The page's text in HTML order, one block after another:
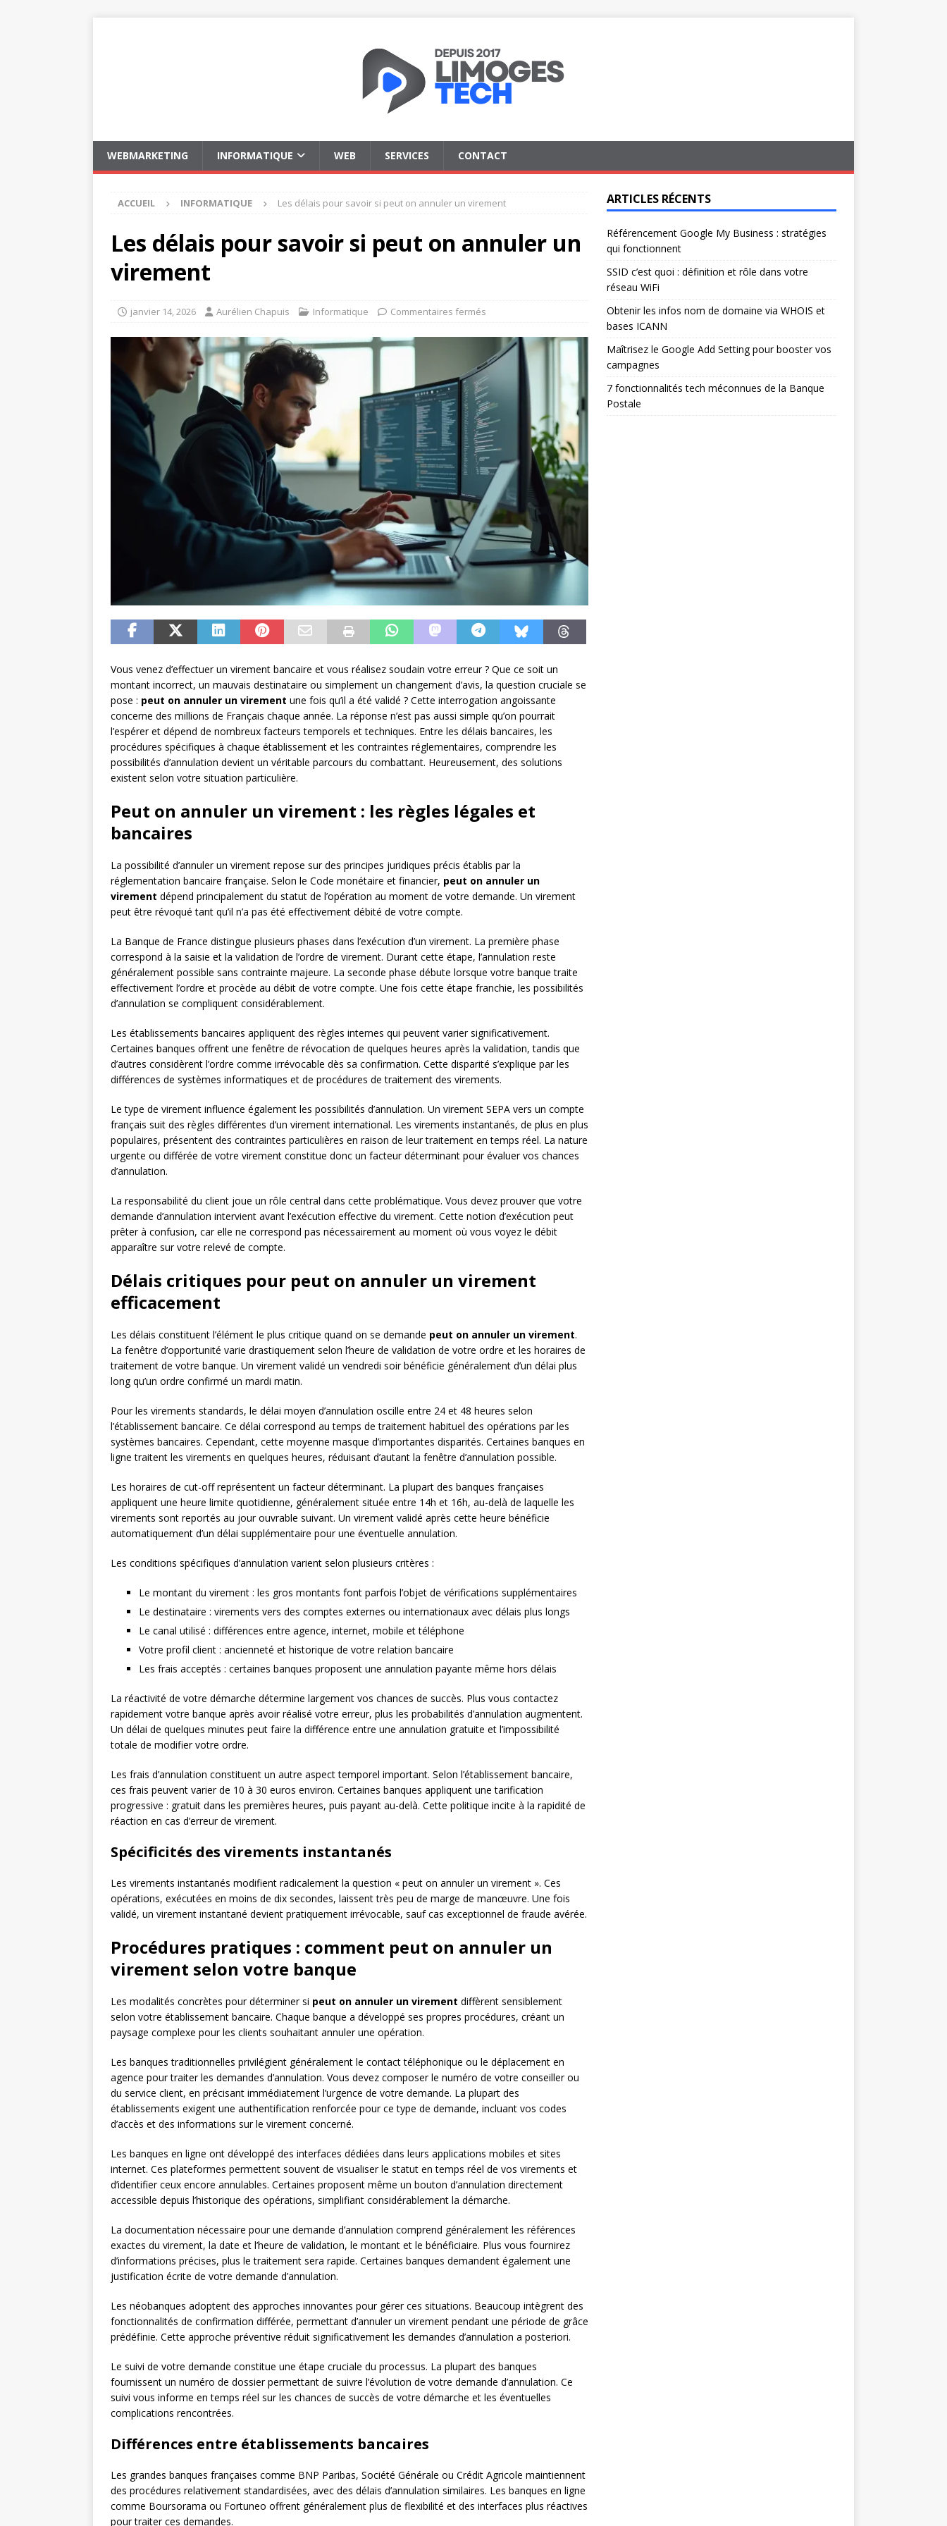
WEBMARKETING INFORMATIQUE WEB SERVICES CONTACT
ACCUEIL INFORMATIQUE Les délais pour savoir si peut on annuler un virement
Les délais pour savoir si peut on annuler un
virement
janvier 14, 2026 Aurélien Chapuis Informatique Commentaires fermés
Vous venez d’effectuer un virement bancaire et vous réalisez soudain votre erreur ? Que ce soit un
montant incorrect, un mauvais destinataire ou simplement un changement d’avis, la question cruciale se
pose : peut on annuler un virement une fois qu’il a été validé ? Cette interrogation angoissante
concerne des millions de Français chaque année. La réponse n’est pas aussi simple qu’on pourrait
l’espérer et dépend de nombreux facteurs temporels et techniques. Entre les délais bancaires, les
procédures spécifiques à chaque établissement et les contraintes réglementaires, comprendre les
possibilités d’annulation devient un véritable parcours du combattant. Heureusement, des solutions
existent selon votre situation particulière.
Peut on annuler un virement : les règles légales et
bancaires
La possibilité d’annuler un virement repose sur des principes juridiques précis établis par la
réglementation bancaire française. Selon le Code monétaire et financier, peut on annuler un
virement dépend principalement du statut de l’opération au moment de votre demande. Un virement
peut être révoqué tant qu’il n’a pas été effectivement débité de votre compte.
La Banque de France distingue plusieurs phases dans l’exécution d’un virement. La première phase
correspond à la saisie et la validation de l’ordre de virement. Durant cette étape, l’annulation reste
généralement possible sans contrainte majeure. La seconde phase débute lorsque votre banque traite
effectivement l’ordre et procède au débit de votre compte. Une fois cette étape franchie, les possibilités
d’annulation se compliquent considérablement.
Les établissements bancaires appliquent des règles internes qui peuvent varier significativement.
Certaines banques offrent une fenêtre de révocation de quelques heures après la validation, tandis que
d’autres considèrent l’ordre comme irrévocable dès sa confirmation. Cette disparité s’explique par les
différences de systèmes informatiques et de procédures de traitement des virements.
Le type de virement influence également les possibilités d’annulation. Un virement SEPA vers un compte
français suit des règles différentes d’un virement international. Les virements instantanés, de plus en plus
populaires, présentent des contraintes particulières en raison de leur traitement en temps réel. La nature
urgente ou différée de votre virement constitue donc un facteur déterminant pour évaluer vos chances
d’annulation.
La responsabilité du client joue un rôle central dans cette problématique. Vous devez prouver que votre
demande d’annulation intervient avant l’exécution effective du virement. Cette notion d’exécution peut
prêter à confusion, car elle ne correspond pas nécessairement au moment où vous voyez le débit
apparaître sur votre relevé de compte.
Délais critiques pour peut on annuler un virement
efficacement
Les délais constituent l’élément le plus critique quand on se demande peut on annuler un virement.
La fenêtre d’opportunité varie drastiquement selon l’heure de validation de votre ordre et les horaires de
traitement de votre banque. Un virement validé un vendredi soir bénéficie généralement d’un délai plus
long qu’un ordre confirmé un mardi matin.
Pour les virements standards, le délai moyen d’annulation oscille entre 24 et 48 heures selon
l’établissement bancaire. Ce délai correspond au temps de traitement habituel des opérations par les
systèmes bancaires. Cependant, cette moyenne masque d’importantes disparités. Certaines banques en
ligne traitent les virements en quelques heures, réduisant d’autant la fenêtre d’annulation possible.
Les horaires de cut-off représentent un facteur déterminant. La plupart des banques françaises
appliquent une heure limite quotidienne, généralement située entre 14h et 16h, au-delà de laquelle les
virements sont reportés au jour ouvrable suivant. Un virement validé après cette heure bénéficie
automatiquement d’un délai supplémentaire pour une éventuelle annulation.
Les conditions spécifiques d’annulation varient selon plusieurs critères :
Le montant du virement : les gros montants font parfois l’objet de vérifications supplémentaires
Le destinataire : virements vers des comptes externes ou internationaux avec délais plus longs
Le canal utilisé : différences entre agence, internet, mobile et téléphone
Votre profil client : ancienneté et historique de votre relation bancaire
Les frais acceptés : certaines banques proposent une annulation payante même hors délais
La réactivité de votre démarche détermine largement vos chances de succès. Plus vous contactez
rapidement votre banque après avoir réalisé votre erreur, plus les probabilités d’annulation augmentent.
Un délai de quelques minutes peut faire la différence entre une annulation gratuite et l’impossibilité
totale de modifier votre ordre.
Les frais d’annulation constituent un autre aspect temporel important. Selon l’établissement bancaire,
ces frais peuvent varier de 10 à 30 euros environ. Certaines banques appliquent une tarification
progressive : gratuit dans les premières heures, puis payant au-delà. Cette politique incite à la rapidité de
réaction en cas d’erreur de virement.
Spécificités des virements instantanés
Les virements instantanés modifient radicalement la question « peut on annuler un virement ». Ces
opérations, exécutées en moins de dix secondes, laissent très peu de marge de manœuvre. Une fois
validé, un virement instantané devient pratiquement irrévocable, sauf cas exceptionnel de fraude avérée.
Procédures pratiques : comment peut on annuler un
virement selon votre banque
Les modalités concrètes pour déterminer si peut on annuler un virement diffèrent sensiblement
selon votre établissement bancaire. Chaque banque a développé ses propres procédures, créant un
paysage complexe pour les clients souhaitant annuler une opération.
Les banques traditionnelles privilégient généralement le contact téléphonique ou le déplacement en
agence pour traiter les demandes d’annulation. Vous devez composer le numéro de votre conseiller ou
du service client, en précisant immédiatement l’urgence de votre demande. La plupart des
établissements exigent une authentification renforcée pour ce type de demande, incluant vos codes
d’accès et des informations sur le virement concerné.
Les banques en ligne ont développé des interfaces dédiées dans leurs applications mobiles et sites
internet. Ces plateformes permettent souvent de visualiser le statut en temps réel de vos virements et
d’identifier ceux encore annulables. Certaines proposent même un bouton d’annulation directement
accessible depuis l’historique des opérations, simplifiant considérablement la démarche.
La documentation nécessaire pour une demande d’annulation comprend généralement les références
exactes du virement, la date et l’heure de validation, le montant et le bénéficiaire. Plus vous fournirez
d’informations précises, plus le traitement sera rapide. Certaines banques demandent également une
justification écrite de votre demande d’annulation.
Les néobanques adoptent des approches innovantes pour gérer ces situations. Beaucoup intègrent des
fonctionnalités de confirmation différée, permettant d’annuler un virement pendant une période de grâce
prédéfinie. Cette approche préventive réduit significativement les demandes d’annulation a posteriori.
Le suivi de votre demande constitue une étape cruciale du processus. La plupart des banques
fournissent un numéro de dossier permettant de suivre l’évolution de votre demande d’annulation. Ce
suivi vous informe en temps réel sur les chances de succès de votre démarche et les éventuelles
complications rencontrées.
Différences entre établissements bancaires
Les grandes banques françaises comme BNP Paribas, Société Générale ou Crédit Agricole maintiennent
des procédures relativement standardisées, avec des délais d’annulation similaires. Les banques en ligne
comme Boursorama ou Fortuneo offrent généralement plus de flexibilité et des interfaces plus réactives
pour traiter ces demandes.
ARTICLES RÉCENTS
Référencement Google My Business : stratégies
qui fonctionnent
SSID c’est quoi : définition et rôle dans votre
réseau WiFi
Obtenir les infos nom de domaine via WHOIS et
bases ICANN
Maîtrisez le Google Add Setting pour booster vos
campagnes
7 fonctionnalités tech méconnues de la Banque
Postale